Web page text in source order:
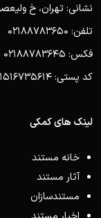
نشانی: تهران، خ
تلفن: 02188783650
فکس: 02188783645
کد پستی: 1516735614
لینک های کمکی
خانه مستند
آثار مستند
مستندسازان